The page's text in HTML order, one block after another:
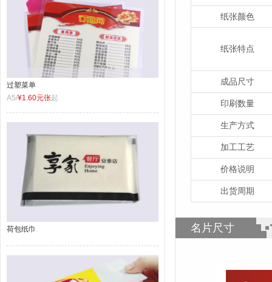
过塑菜单
A5/¥1.60元张起
荷包纸巾
纸张颜色
纸张特点
成品尺寸
印刷数量
生产方式
加工工艺
价格说明
出货周期
名片尺寸